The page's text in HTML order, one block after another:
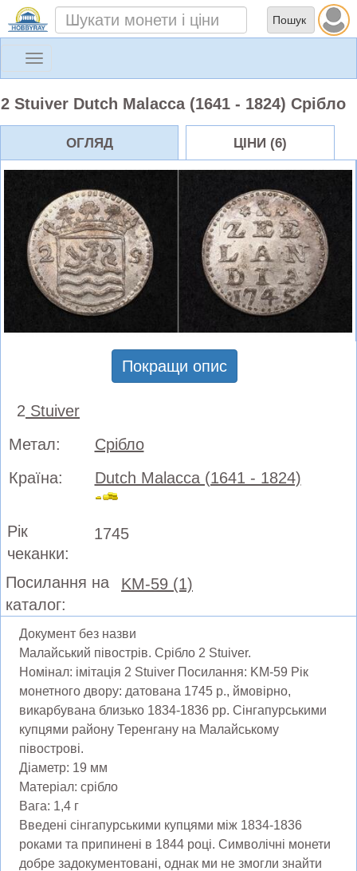
Toggle
2 Stuiver Dutch Malacca (1641 - 1824) Срібло
ОГЛЯД ЦІНИ (6)
Покращи опис
2 Stuiver
Метал:
Срібло
Країна:
Dutch Malacca (1641 - 1824)
Рік
чеканки:
1745
Посилання на
каталог:
KM-59 (1)
Документ без назви
Малайський півострів. Срібло 2 Stuiver.
Номінал: імітація 2 Stuiver Посилання: KM-59 Рік
монетного двору: датована 1745 р., ймовірно,
викарбувана близько 1834-1836 рр. Сінгапурськими
купцями району Теренгану на Малайському
півострові.
Діаметр: 19 мм
Матеріал: срібло
Вага: 1,4 г
Введені сінгапурськими купцями між 1834-1836
роками та припинені в 1844 році. Символічні монети
добре задокументовані, однак ми не змогли знайти